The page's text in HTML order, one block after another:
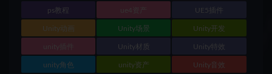
ps教程 ue4资产 UE5插件
Unity动画 Unity场景 Unity开发
unity插件 Unity材质 Unity特效
unity角色 unity资产 Unity音效